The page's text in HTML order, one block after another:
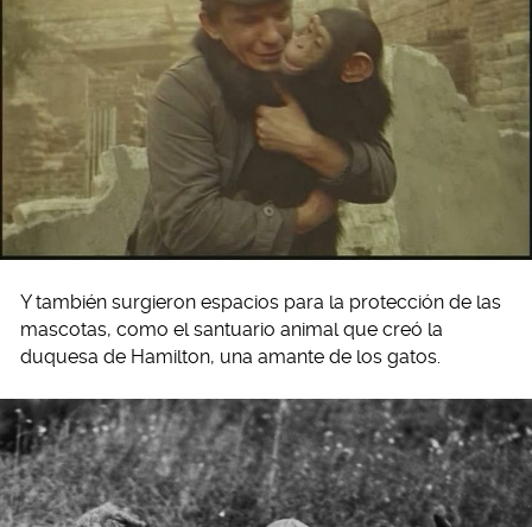
Y también surgieron espacios para la protección de las
mascotas, como el santuario animal que creó la
duquesa de Hamilton, una amante de los gatos.